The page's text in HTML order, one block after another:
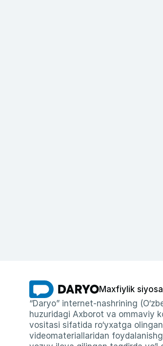
Maxfiylik
“Daryo” internet-nashrining
huzuridagi Axborot va ommaviy
vositasi sifatida ro‘yxatga
videomateriallaridan